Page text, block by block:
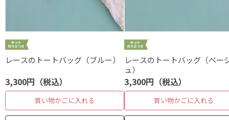
レースのトートバッグ（ブルー）
3,300円（税込）
買い物かごに入れる
レースのトートバッグ（ベー
ュ）
3,300円（税込）
買い物かごに入れる